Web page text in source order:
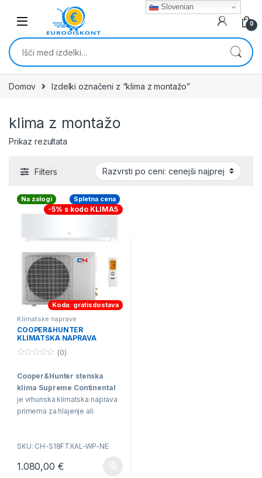
Skip to navigation
0
Išči:
Domov Izdelki označeni z “klima z montažo”
klima z montažo
Prikaz rezultata
Filters
Na zalogi Spletna cena
-5% s kodo KLIMA5
Koda: gratisdostava
Klimatske naprave
COOPER&HUNTER
KLIMATSKA NAPRAVA
CH-S18FTXAL-WP-NE, 5.3
u
o
f
5
(0)
Cooper&Hunter stenska
klima Supreme Continental
je vrhunska klimatska naprava
primerna za hlajenje ali
elegantne oblike ima LED
vgrajen Wi-Fi modul.
SKU: CH-S18FTXAL-WP-NE
1.080,00 €
Slovenian